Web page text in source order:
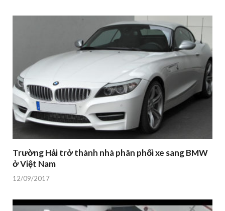
Trường Hải trở thành nhà phân phối xe sang BMW
ở Việt Nam
12/09/2017